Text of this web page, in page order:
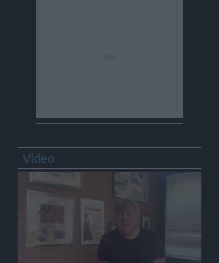
Video